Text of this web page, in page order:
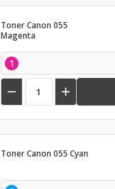
Toner Canon 055
Magenta
1
 
Toner Canon 055 Cyan